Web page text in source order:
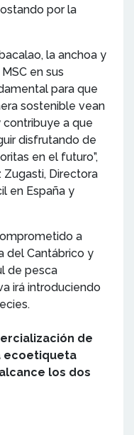
por la
la anchoa y
en sus
para que
sostenible vean
a que
disfrutando de
en el futuro”,
Zugasti, Directora
en España y
a
del Cantábrico y
de pesca
irá introduciendo
de
ecoetiqueta
alcance los dos